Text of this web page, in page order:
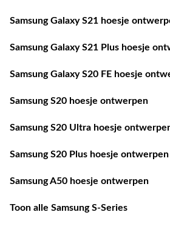
Samsung Galaxy S21 hoesje
Samsung Galaxy S21 Plus hoesje
Samsung Galaxy S20 FE hoesje
Samsung S20 hoesje ontwerpen
Samsung S20 Ultra hoesje
Samsung S20 Plus hoesje ontwerpen
Samsung A50 hoesje ontwerpen
Toon alle Samsung S-Series